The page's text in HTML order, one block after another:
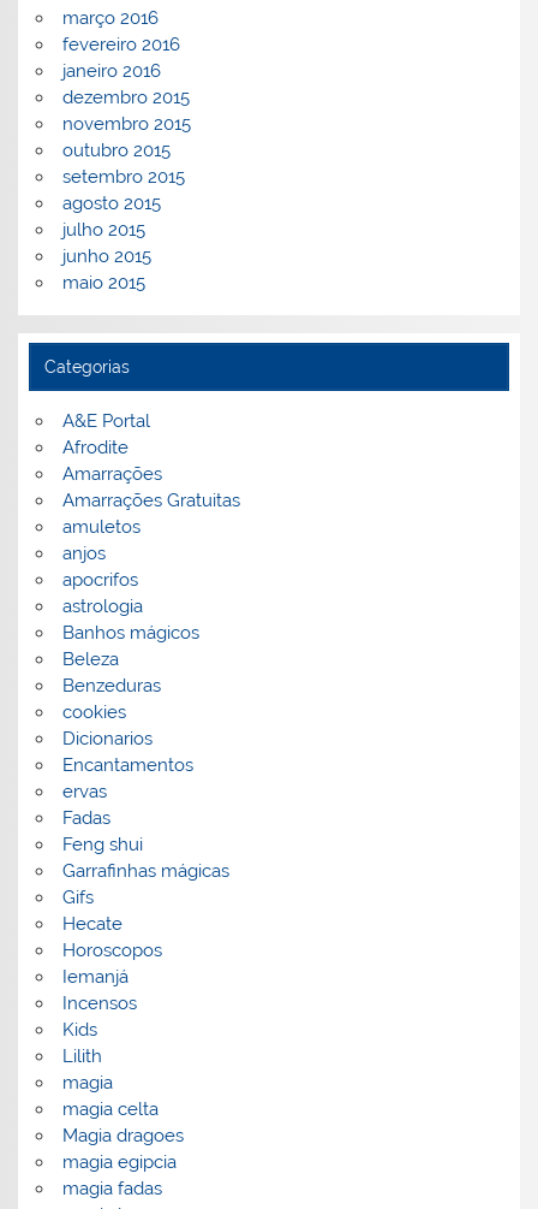
março 2016
fevereiro 2016
janeiro 2016
dezembro 2015
novembro 2015
outubro 2015
setembro 2015
agosto 2015
julho 2015
junho 2015
maio 2015
Categorias
A&E Portal
Afrodite
Amarrações
Amarrações Gratuitas
amuletos
anjos
apocrifos
astrologia
Banhos mágicos
Beleza
Benzeduras
cookies
Dicionarios
Encantamentos
ervas
Fadas
Feng shui
Garrafinhas mágicas
Gifs
Hecate
Horoscopos
Iemanjá
Incensos
Kids
Lilith
magia
magia celta
Magia dragoes
magia egipcia
magia fadas